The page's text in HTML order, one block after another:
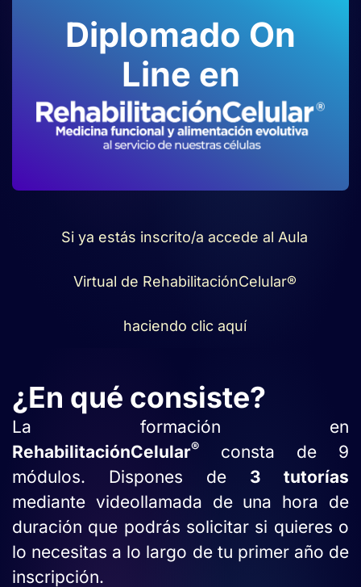
Diplomado On
Line en
Si ya estás inscrito/a accede al Aula
Virtual de RehabilitaciónCelular®
haciendo clic aquí
¿En qué consiste?
La formación en
RehabilitaciónCelular®
consta de 9
módulos. Dispones de 3 tutorías
mediante videollamada de una hora de
duración que podrás solicitar si quieres o
lo necesitas a lo largo de tu primer año de
inscripción.